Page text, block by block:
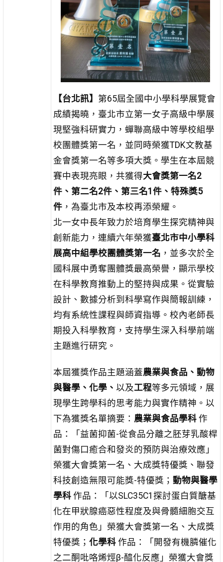
【台北訊】 第65屆全國中小學科學展覽會
成績揭曉，臺北市立第一女子高級中學展
現堅強科研實力，蟬聯高級中等學校組學
校團體獎第一名，並同時榮獲TDK文教基
金會獎第一名等多項大獎。學生在本屆競
賽中表現亮眼，共獲得大會獎第一名2
件、第二名2件、第三名1件、特殊獎5
件，為臺北市及本校再添榮耀。
北一女中長年致力於培育學生探究精神與
創新能力，連續六年榮獲臺北市中小學科
展高中組學校團體獎第一名 ，並多次於全
國科展中勇奪團體獎最高榮譽，顯示學校
在科學教育推動上的堅持與成果。從實驗
設計、數據分析到科學寫作與簡報訓練，
均有系統性課程與師資指導。校內老師長
期投入科學教育，支持學生深入科學前端
主題進行研究。
本屆獲獎作品主題涵蓋農業與食品、動物
與醫學、化學、 以及工程等多元領域，展
現學生跨學科的思考能力與實作精神。以
下為獲獎名單摘要： 農業與食品學科 作
品：「益菌抑菌-從食品分離之胚芽乳酸桿
菌對傷口癒合和發炎的預防與治療效應」
榮獲大會獎第一名、大成獎特優獎、聯發
科技創造無限可能獎-特優獎； 動物與醫學
學科 作品：「以SLC35C1探討蛋白質醣基
化在甲狀腺癌惡性程度及與骨髓細胞交互
作用的角色」榮獲大會獎第一名、大成獎
特優獎； 化學科 作品：「開發有機膦催化
之二酮吡咯烯烴β-醯化反應」榮獲大會獎